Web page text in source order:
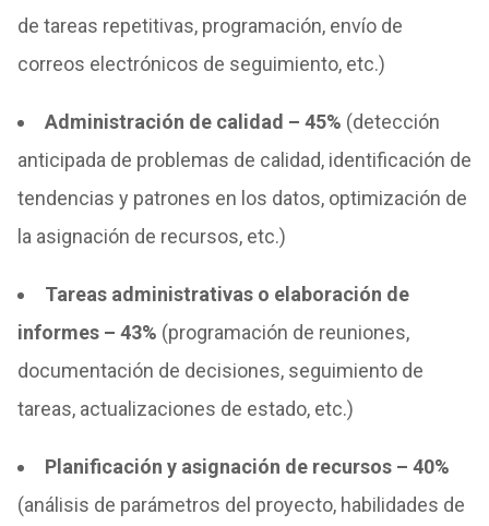
de tareas repetitivas, programación, envío de
correos electrónicos de seguimiento, etc.)
Administración de calidad – 45% (detección
anticipada de problemas de calidad, identificación de
tendencias y patrones en los datos, optimización de
la asignación de recursos, etc.)
Tareas administrativas o elaboración de
informes – 43% (programación de reuniones,
documentación de decisiones, seguimiento de
tareas, actualizaciones de estado, etc.)
Planificación y asignación de recursos – 40%
(análisis de parámetros del proyecto, habilidades de